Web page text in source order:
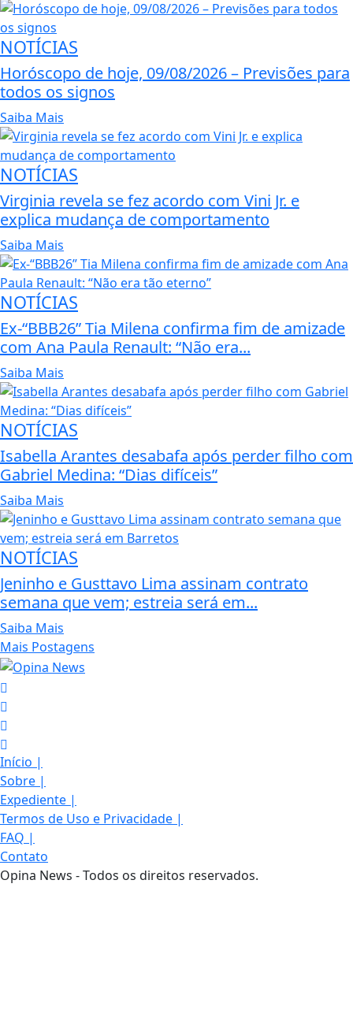
NOTÍCIAS
Horóscopo de hoje, 09/08/2026 – Previsões para
todos os signos
Saiba Mais
NOTÍCIAS
Virginia revela se fez acordo com Vini Jr. e
explica mudança de comportamento
Saiba Mais
NOTÍCIAS
Ex-“BBB26” Tia Milena confirma fim de amizade
com Ana Paula Renault: “Não era...
Saiba Mais
NOTÍCIAS
Isabella Arantes desabafa após perder filho com
Gabriel Medina: “Dias difíceis”
Saiba Mais
NOTÍCIAS
Jeninho e Gusttavo Lima assinam contrato
semana que vem; estreia será em...
Saiba Mais
Mais Postagens
Início |
Sobre |
Expediente |
Termos de Uso e Privacidade |
FAQ |
Contato
Opina News - Todos os direitos reservados.